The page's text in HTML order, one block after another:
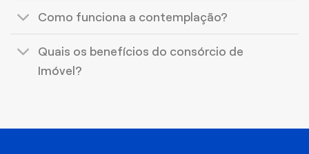
Como funciona a contemplação?
Quais os benefícios do consórcio de
Imóvel?